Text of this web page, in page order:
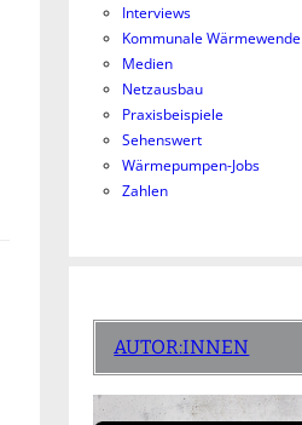
Interviews
Kommunale Wärmewende
Medien
Netzausbau
Praxisbeispiele
Sehenswert
Wärmepumpen-Jobs
Zahlen
AUTOR:INNEN